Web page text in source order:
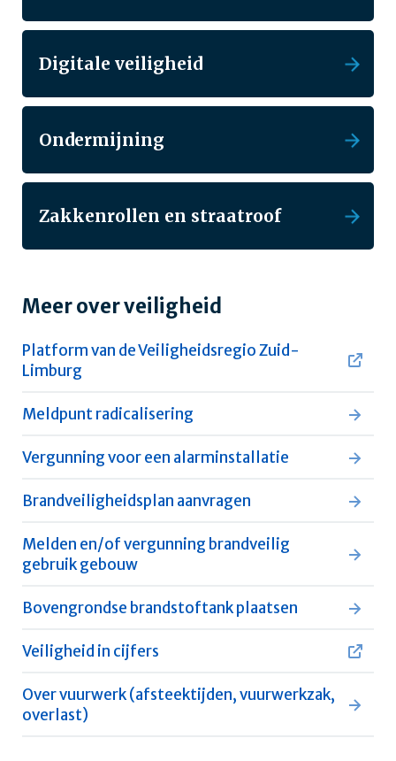
Digitale veiligheid
Ondermijning
Zakkenrollen en straatroof
Meer over veiligheid
Platform van de Veiligheidsregio Zuid-
Limburg
Meldpunt radicalisering
Vergunning voor een alarminstallatie
Brandveiligheidsplan aanvragen
Melden en/of vergunning brandveilig
gebruik gebouw
Bovengrondse brandstoftank plaatsen
Veiligheid in cijfers
Over vuurwerk (afsteektijden, vuurwerkzak,
overlast)